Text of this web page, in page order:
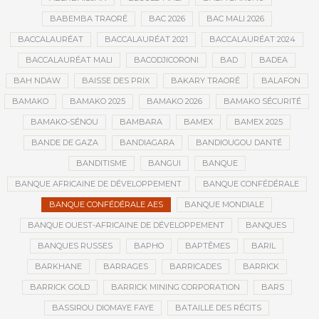
BABEMBA TRAORÉ BAC 2026 BAC MALI 2026
BACCALAURÉAT BACCALAURÉAT 2021 BACCALAURÉAT 2024
BACCALAURÉAT MALI BACODJICORONI BAD BADEA
BAH NDAW BAISSE DES PRIX BAKARY TRAORÉ BALAFON
BAMAKO BAMAKO 2025 BAMAKO 2026 BAMAKO SÉCURITÉ
BAMAKO-SÉNOU BAMBARA BAMEX BAMEX 2025
BANDE DE GAZA BANDIAGARA BANDIOUGOU DANTÉ
BANDITISME BANGUI BANQUE
BANQUE AFRICAINE DE DÉVELOPPEMENT BANQUE CONFÉDÉRALE
BANQUE CONFÉDÉRALE AES BANQUE MONDIALE
BANQUE OUEST-AFRICAINE DE DÉVELOPPEMENT BANQUES
BANQUES RUSSES BAPHO BAPTÊMES BARIL
BARKHANE BARRAGES BARRICADES BARRICK
BARRICK GOLD BARRICK MINING CORPORATION BARS
BASSIROU DIOMAYE FAYE BATAILLE DES RÉCITS